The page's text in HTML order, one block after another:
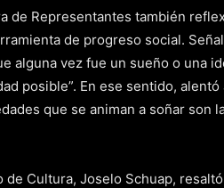
de Representantes también
de progreso social.
alguna vez fue un sueño o una
posible”. En ese sentido,
que se animan a soñar son
Cultura, Joselo Schuap,